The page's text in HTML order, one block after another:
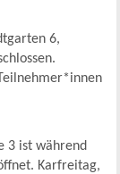
6,
3 ist während
Karfreitag,